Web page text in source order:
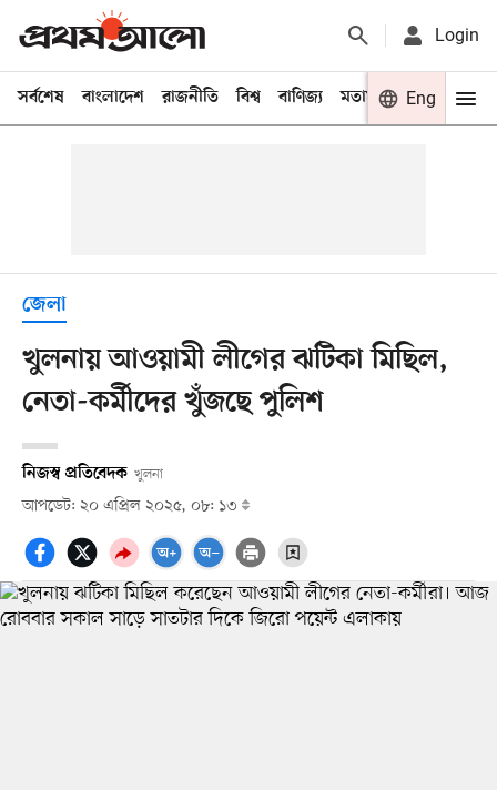
Login
সর্বশেষ বাংলাদেশ রাজনীতি বিশ্ব বাণিজ্য মতামত খেলা
Eng
জেলা
খুলনায় আওয়ামী লীগের ঝটিকা মিছিল,
নেতা-কর্মীদের খুঁজছে পুলিশ
নিজস্ব প্রতিবেদক খুলনা
আপডেট: ২০ এপ্রিল ২০২৫, ০৮: ১৩